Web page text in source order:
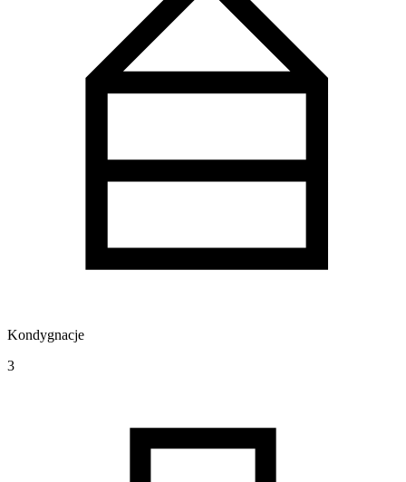
Kondygnacje
3